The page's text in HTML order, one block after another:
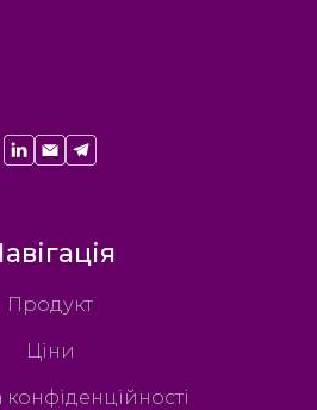
Продукт
Ціни
конфіденційності